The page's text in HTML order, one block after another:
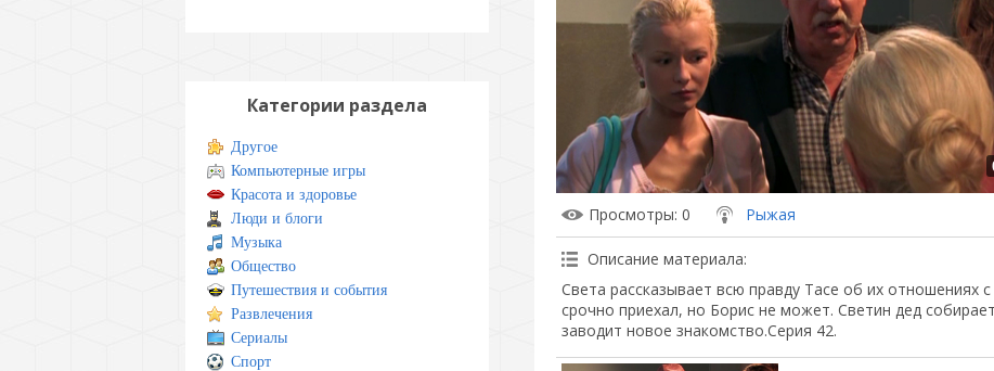
Просмотры: 0 Рыжая
Описание материала:
Света рассказывает всю правду Тасе об их отношениях
срочно приехал, но Борис не может. Светин дед
заводит новое знакомство.Серия 42.
Категории раздела
Другое
Компьютерные игры
Красота и здоровье
Люди и блоги
Музыка
Общество
Путешествия и события
Развлечения
Сериалы
Спорт